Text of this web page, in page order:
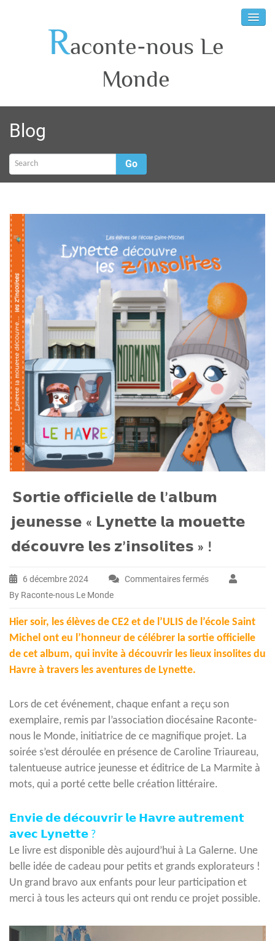
Raconte-nous Le
Monde
Blog
Go
𝗦𝗼𝗿𝘁𝗶𝗲 𝗼𝗳𝗳𝗶𝗰𝗶𝗲𝗹𝗹𝗲 𝗱𝗲 𝗹’𝗮𝗹𝗯𝘂𝗺
𝗷𝗲𝘂𝗻𝗲𝘀𝘀𝗲 « 𝗟𝘆𝗻𝗲𝘁𝘁𝗲 𝗹𝗮 𝗺𝗼𝘂𝗲𝘁𝘁𝗲
𝗱𝗲́𝗰𝗼𝘂𝘃𝗿𝗲 𝗹𝗲𝘀 𝘇’𝗶𝗻𝘀𝗼𝗹𝗶𝘁𝗲𝘀 » !
6 décembre 2024 Commentaires ferméssur
𝗱𝗲
𝗹’𝗮𝗹𝗯𝘂𝗺
𝗷𝗲𝘂𝗻𝗲𝘀𝘀𝗲
𝗺𝗼𝘂𝗲𝘁𝘁𝗲
𝗱𝗲́𝗰𝗼𝘂𝘃𝗿𝗲
𝗹𝗲𝘀
𝘇’𝗶𝗻𝘀𝗼𝗹𝗶𝘁𝗲𝘀 »
!
By Raconte-nous Le Monde
Hier soir, les élèves de CE2 et de l’ULIS de l’école Saint
Michel ont eu l’honneur de célébrer la sortie officielle
de cet album, qui invite à découvrir les lieux insolites du
Havre à travers les aventures de Lynette.
Lors de cet événement, chaque enfant a reçu son
exemplaire, remis par l’association diocésaine Raconte-
nous le Monde, initiatrice de ce magnifique projet. La
soirée s’est déroulée en présence de Caroline Triaureau,
talentueuse autrice jeunesse et éditrice de La Marmite à
mots, qui a porté cette belle création littéraire.
𝗘𝗻𝘃𝗶𝗲 𝗱𝗲 𝗱𝗲́𝗰𝗼𝘂𝘃𝗿𝗶𝗿 𝗹𝗲 𝗛𝗮𝘃𝗿𝗲 𝗮𝘂𝘁𝗿𝗲𝗺𝗲𝗻𝘁
𝗮𝘃𝗲𝗰 𝗟𝘆𝗻𝗲𝘁𝘁𝗲 ?
Le livre est disponible dès aujourd’hui à La Galerne. Une
belle idée de cadeau pour petits et grands explorateurs !
Un grand bravo aux enfants pour leur participation et
merci à tous les acteurs qui ont rendu ce projet possible.